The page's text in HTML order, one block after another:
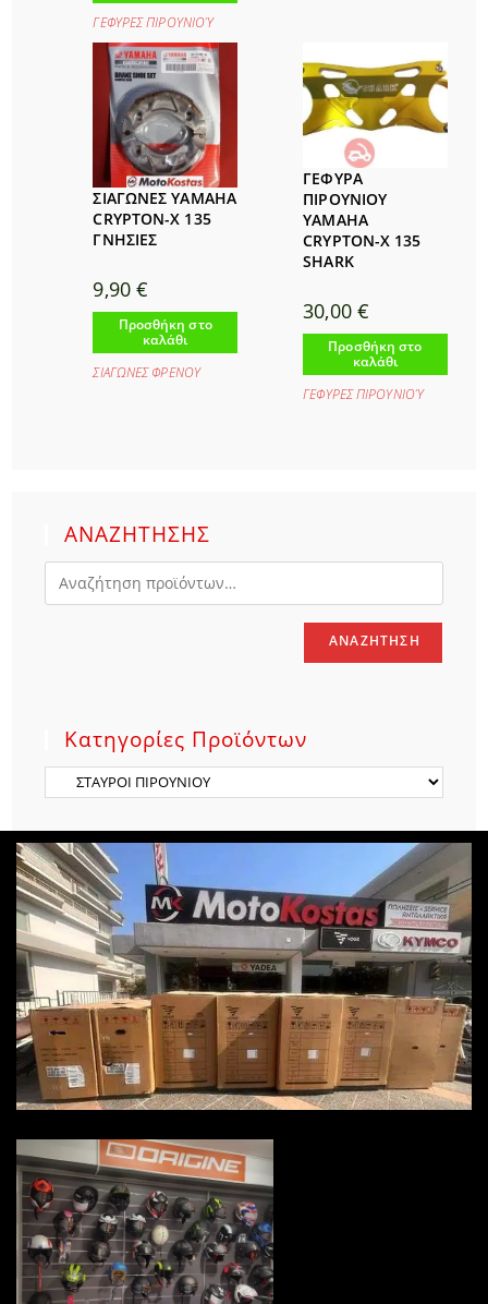
ΓΕΦΥΡΕΣ ΠΙΡΟΥΝΙΟΎ
ΣΙΑΓΩΝΕΣ YAMAHA
CRYPTON-X 135
ΓΝΗΣΙΕΣ
9,90 €
Προσθήκη στο
καλάθι
ΣΙΑΓΩΝΕΣ ΦΡΕΝΟΥ
ΓΕΦΥΡΑ
ΠΙΡΟΥΝΙΟΥ
YAMAHA
CRYPTON-X 135
SHARK
30,00 €
Προσθήκη στο
καλάθι
ΓΕΦΥΡΕΣ ΠΙΡΟΥΝΙΟΎ
ΑΝΑΖΗΤΗΣΗΣ
ΑΝΑΖΉΤΗΣΗ
Κατηγορίες Προϊόντων